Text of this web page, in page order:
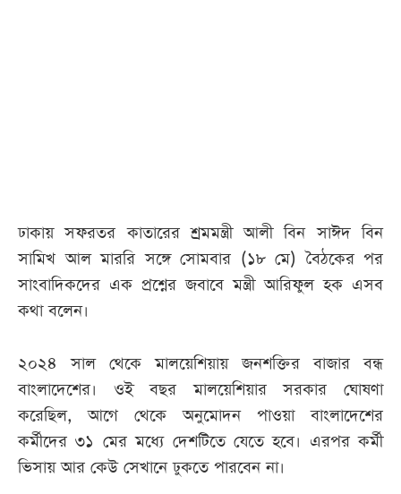
ঢাকায় সফরতর কাতারের শ্রমমন্ত্রী আলী বিন সাঈদ বিন
সামিখ আল মাররি সঙ্গে সোমবার (১৮ মে) বৈঠ‌কের পর
সাংবাদিকদের এক প্রশ্নের জবা‌বে মন্ত্রী আরিফুল হক এসব
কথা ব‌লেন।
২০২৪ সাল থেকে মালয়েশিয়ায় জনশক্তির বাজার বন্ধ
বাংলাদেশের। ওই বছর মালয়েশিয়ার সরকার ঘোষণা
করেছিল, আগে থেকে অনুমোদন পাওয়া বাংলাদেশের
কর্মীদের ৩১ মের মধ্যে দেশটিতে যেতে হবে। এরপর কর্মী
ভিসায় আর কেউ সেখানে ঢুকতে পারবেন না।